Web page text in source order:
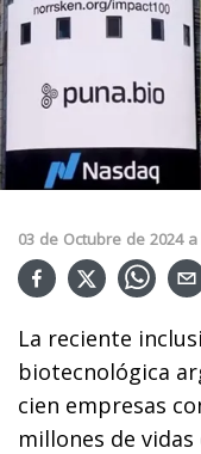
03 de Octubre de 2024
La reciente
biotecnológica
cien empresas
millones de